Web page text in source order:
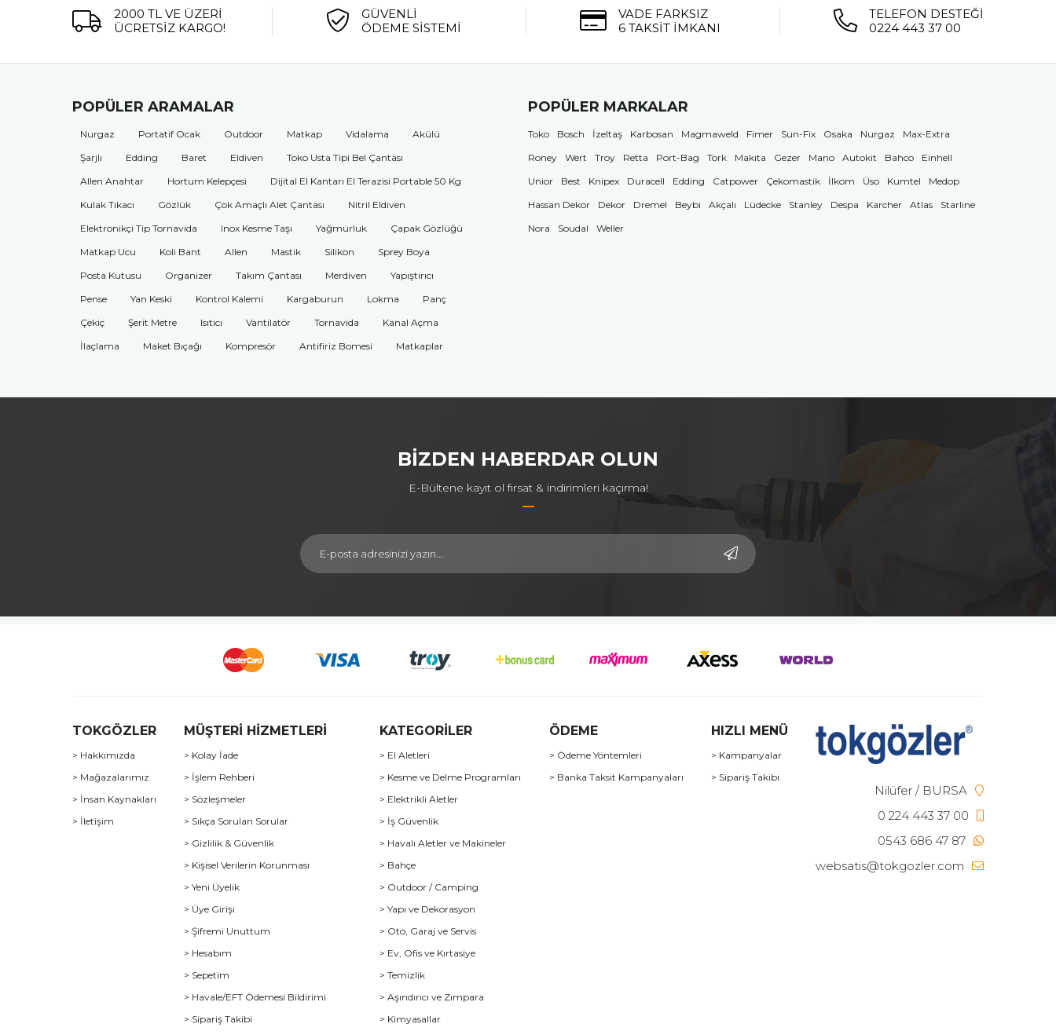
2000 TL VE ÜZERİ
ÜCRETSİZ KARGO!
GÜVENLİ
ÖDEME SİSTEMİ
VADE FARKSIZ
6 TAKSİT İMKANI
TELEFON DESTEĞİ
0224 443 37 00
POPÜLER ARAMALAR
Nurgaz Portatif Ocak Outdoor Matkap Vidalama
Akülü
Şarjlı
Edding Baret Eldiven
Toko Usta Tipi Bel Çantası
Allen Anahtar
Hortum Kelepçesi
Dijital El Kantarı El Terazisi Portable 50 Kg
Kulak Tıkacı
Gözlük Çok Amaçlı Alet Çantası
Nitril Eldiven
Elektronikçi Tip Tornavida
Inox Kesme Taşı Yağmurluk
Çapak Gözlüğü
Matkap Ucu
Koli Bant Allen Mastik Silikon
Sprey Boya
Posta Kutusu
Organizer Takım Çantası Merdiven
Yapıştırıcı
Pense
Yan Keski Kontrol Kalemi Kargaburun Lokma
Panç
Çekiç
Şerit Metre Isıtıcı Vantilatör Tornavida
Kanal Açma
İlaçlama
Maket Bıçağı Kompresör Antifiriz Bomesi Matkaplar
POPÜLER MARKALAR
Toko Bosch İzeltaş Karbosan Magmaweld Fimer Sun-Fix Osaka Nurgaz
Max-Extra
Roney
Wert Troy Retta Port-Bag Tork Makita Gezer Mano Autokit Bahco
Einhell
Unior
Best Knipex Duracell Edding Catpower Çekomastik İlkom Üso Kumtel
Medop
Hassan Dekor
Dekor Dremel Beybi Akçalı Lüdecke Stanley Despa Karcher Atlas
Starline
Nora
Soudal Weller
BİZDEN HABERDAR OLUN
E-Bültene kayıt ol fırsat & indirimleri kaçırma!
TOKGÖZLER
> Hakkımızda
> Mağazalarımız
> İnsan Kaynakları
> İletişim
MÜŞTERİ HİZMETLERİ
> Kolay İade
> İşlem Rehberi
> Sözleşmeler
> Sıkça Sorulan Sorular
> Gizlilik & Güvenlik
> Kişisel Verilerin Korunması
> Yeni Üyelik
> Üye Girişi
> Şifremi Unuttum
> Hesabım
> Sepetim
> Havale/EFT Ödemesi Bildirimi
> Sipariş Takibi
KATEGORİLER
> El Aletleri
> Kesme ve Delme Programları
> Elektrikli Aletler
> İş Güvenlik
> Havalı Aletler ve Makineler
> Bahçe
> Outdoor / Camping
> Yapı ve Dekorasyon
> Oto, Garaj ve Servis
> Ev, Ofis ve Kırtasiye
> Temizlik
> Aşındırıcı ve Zımpara
> Kimyasallar
ÖDEME
> Ödeme Yöntemleri
> Banka Taksit Kampanyaları
HIZLI MENÜ
> Kampanyalar
> Sipariş Takibi
Nilüfer / BURSA
0 224 443 37 00
0543 686 47 87
websatis@tokgozler.com